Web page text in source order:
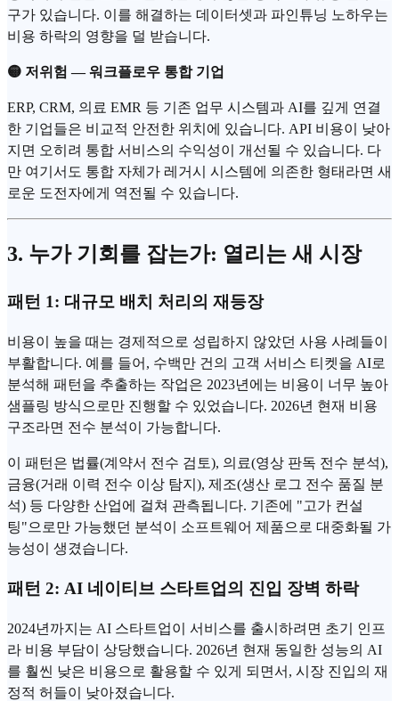
구가 있습니다. 이를 해결하는 데이터셋과 파인튜닝 노하우는
비용 하락의 영향을 덜 받습니다.
🟡 저위험 — 워크플로우 통합 기업
ERP, CRM, 의료 EMR 등 기존 업무 시스템과 AI를 깊게 연결
한 기업들은 비교적 안전한 위치에 있습니다. API 비용이 낮아
지면 오히려 통합 서비스의 수익성이 개선될 수 있습니다. 다
만 여기서도 통합 자체가 레거시 시스템에 의존한 형태라면 새
로운 도전자에게 역전될 수 있습니다.
3. 누가 기회를 잡는가: 열리는 새 시장
패턴 1: 대규모 배치 처리의 재등장
비용이 높을 때는 경제적으로 성립하지 않았던 사용 사례들이
부활합니다. 예를 들어, 수백만 건의 고객 서비스 티켓을 AI로
분석해 패턴을 추출하는 작업은 2023년에는 비용이 너무 높아
샘플링 방식으로만 진행할 수 있었습니다. 2026년 현재 비용
구조라면 전수 분석이 가능합니다.
이 패턴은 법률(계약서 전수 검토), 의료(영상 판독 전수 분석),
금융(거래 이력 전수 이상 탐지), 제조(생산 로그 전수 품질 분
석) 등 다양한 산업에 걸쳐 관측됩니다. 기존에 "고가 컨설
팅"으로만 가능했던 분석이 소프트웨어 제품으로 대중화될 가
능성이 생겼습니다.
패턴 2: AI 네이티브 스타트업의 진입 장벽 하락
2024년까지는 AI 스타트업이 서비스를 출시하려면 초기 인프
라 비용 부담이 상당했습니다. 2026년 현재 동일한 성능의 AI
를 훨씬 낮은 비용으로 활용할 수 있게 되면서, 시장 진입의 재
정적 허들이 낮아졌습니다.